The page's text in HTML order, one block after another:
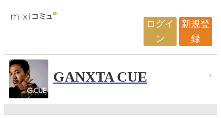
ログイ
ン
新規登
録
GANXTA CUE